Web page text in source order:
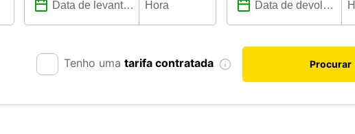
Tenho uma tarifa contratada Procurar